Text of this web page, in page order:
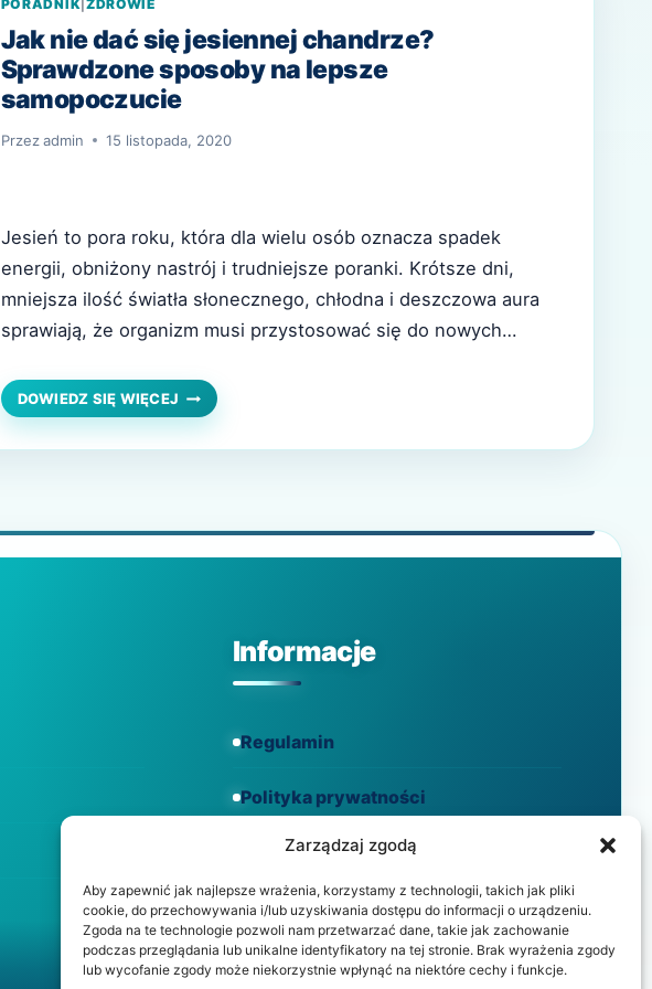
Zarządzaj zgodą
Aby zapewnić jak najlepsze wrażenia, korzystamy z technologii, takich jak pliki
cookie, do przechowywania i/lub uzyskiwania dostępu do informacji o urządzeniu.
Zgoda na te technologie pozwoli nam przetwarzać dane, takie jak zachowanie
podczas przeglądania lub unikalne identyfikatory na tej stronie. Brak wyrażenia zgody
lub wycofanie zgody może niekorzystnie wpłynąć na niektóre cechy i funkcje.
PORADNIK ZDROWIE
Jak nie dać się jesiennej chandrze?
Sprawdzone sposoby na lepsze
samopoczucie
Przez admin 15 listopada, 2020
Jesień to pora roku, która dla wielu osób oznacza spadek
energii, obniżony nastrój i trudniejsze poranki. Krótsze dni,
mniejsza ilość światła słonecznego, chłodna i deszczowa aura
sprawiają, że organizm musi przystosować się do nowych
– stan obniżonego samopoczucia, który nie jest chorobą, ale
potrafi skutecznie utrudnić…
DOWIEDZ SIĘ WIĘCEJ JAK
NIE
Informacje
Regulamin
Polityka prywatności
Polityka cookies